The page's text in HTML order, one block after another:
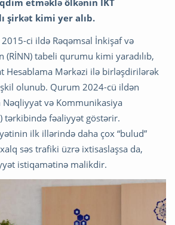
şirkət kimi yer alıb.
2015-ci ildə Rəqəmsal İnkişaf və
tabeli qurumu kimi yaradılıb,
Hesablama Mərkəzi ilə birləşdirilərək
olunub. Qurum 2024-cü ildən
və Kommunikasiya
tərkibində fəaliyyət göstərir.
ilk illərində daha çox “bulud”
səs trafiki üzrə ixtisaslaşsa da,
istiqamətinə malikdir.